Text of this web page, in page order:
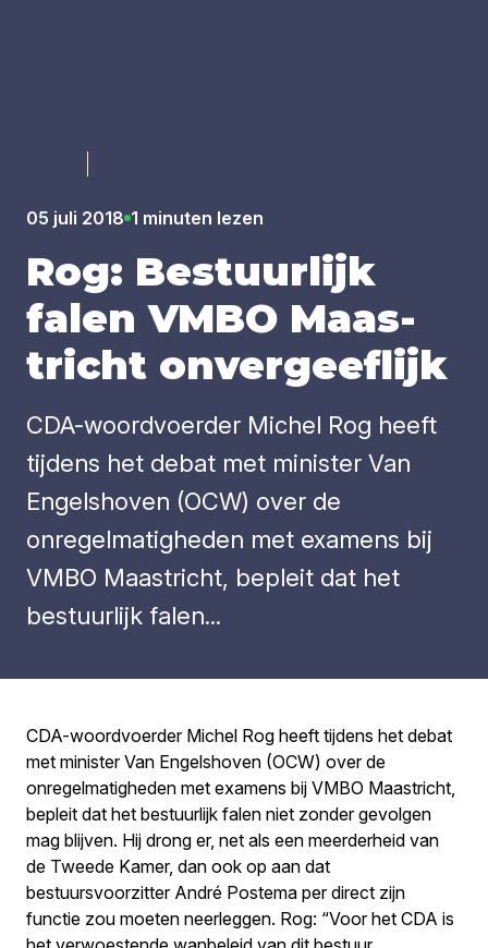
05 juli 2018 1 minuten lezen
Rog: Bestuur­lijk
falenVMBO Maas­
tricht onver­geef­lijk
CDA-woordvoerder Michel Rog heeft
tijdens het debat met minister Van
Engelshoven (OCW) over de
onregelmatigheden met examens bij
VMBO Maastricht, bepleit dat het
bestuurlijk falen...
CDA-woordvoerder Michel Rog heeft tijdens het debat
met minister Van Engelshoven (OCW) over de
onregelmatigheden met examens bij VMBO Maastricht,
bepleit dat het bestuurlijk falen niet zonder gevolgen
mag blijven. Hij drong er, net als een meerderheid van
de Tweede Kamer, dan ook op aan dat
bestuursvoorzitter André Postema per direct zijn
functie zou moeten neerleggen. Rog: “Voor het CDA is